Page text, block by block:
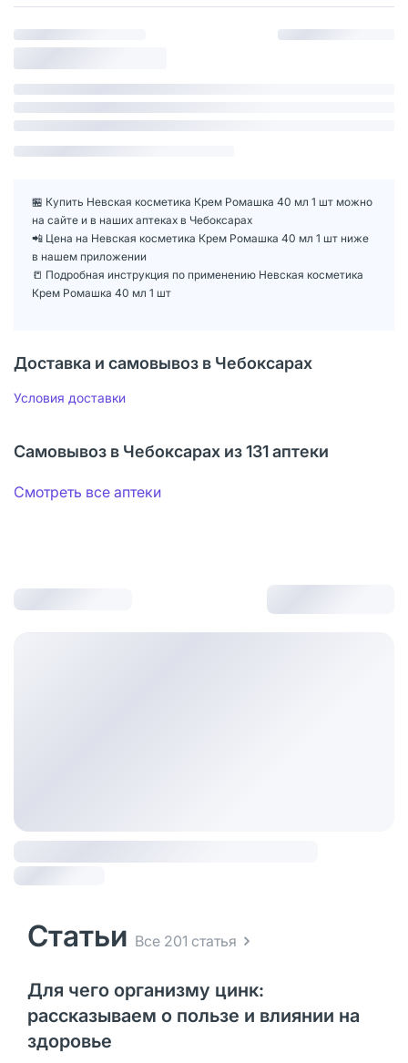
🏪 Купить Невская косметика Крем Ромашка 40 мл 1 шт можно
на сайте и в наших аптеках в Чебоксарах
📲 Цена на Невская косметика Крем Ромашка 40 мл 1 шт ниже
в нашем приложении
📒 Подробная инструкция по применению Невская косметика
Крем Ромашка 40 мл 1 шт
Доставка и самовывоз в Чебоксарах
Условия доставки
Самовывоз в Чебоксарах из 131 аптеки
Смотреть все аптеки
Статьи Все 201 статья
Для чего организму цинк:
рассказываем о пользе и влиянии на
здоровье